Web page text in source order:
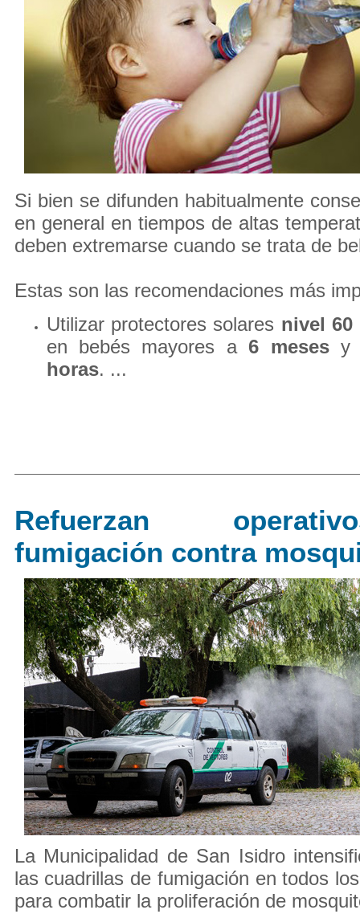
Si bien se difunden habitualmente
en general en tiempos de altas
deben extremarse cuando se trata de
Estas son las recomendaciones más
Utilizar protectores solares nivel 60
en bebés mayores a6 mesesy
horas. ...
Refuerzan
fumigación contra
La Municipalidad de San Isidro
las cuadrillas de fumigación en todos
para combatir la proliferación de